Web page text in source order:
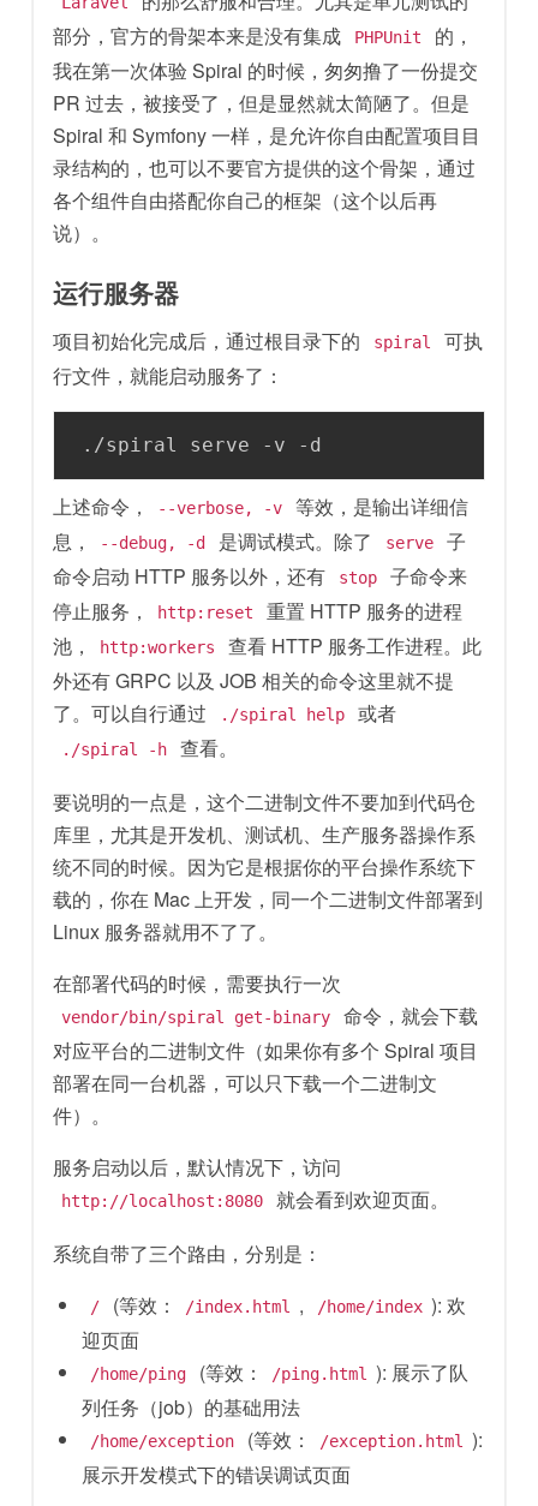
部分，官方的骨架本来是没有集成
PHPUnit
的，
我在第一次体验 Spiral 的时候，匆匆撸了一份提交
PR 过去，被接受了，但是显然就太简陋了。但是
Spiral 和 Symfony 一样，是允许你自由配置项目目
录结构的，也可以不要官方提供的这个骨架，通过
各个组件自由搭配你自己的框架（这个以后再
说）。
运行服务器
项目初始化完成后，通过根目录下的 spiral
可执
行文件，就能启动服务了：
./spiral serve -v -d
上述命令， --verbose, -v
等效，是输出详细信
息，
--debug, -d 是调试模式。除了 serve
子
命令启动 HTTP 服务以外，还有
stop
子命令来
停止服务，
http:reset
重置 HTTP 服务的进程
池，
http:workers
查看 HTTP 服务工作进程。此
外还有 GRPC 以及 JOB 相关的命令这里就不提
了。可以自行通过
./spiral help 或者
./spiral -h
查看。
要说明的一点是，这个二进制文件不要加到代码仓
库里，尤其是开发机、测试机、生产服务器操作系
统不同的时候。因为它是根据你的平台操作系统下
载的，你在 Mac 上开发，同一个二进制文件部署到
Linux 服务器就用不了了。
在部署代码的时候，需要执行一次
vendor/bin/spiral get-binary
命令，就会下载
对应平台的二进制文件（如果你有多个 Spiral 项目
部署在同一台机器，可以只下载一个二进制文
件）。
服务启动以后，默认情况下，访问
http://localhost:8080
就会看到欢迎页面。
系统自带了三个路由，分别是：
/ (等效： /index.html , /home/index ): 欢
迎页面
/home/ping (等效： /ping.html
): 展示了队
列任务（job）的基础用法
/home/exception (等效： /exception.html
):
展示开发模式下的错误调试页面